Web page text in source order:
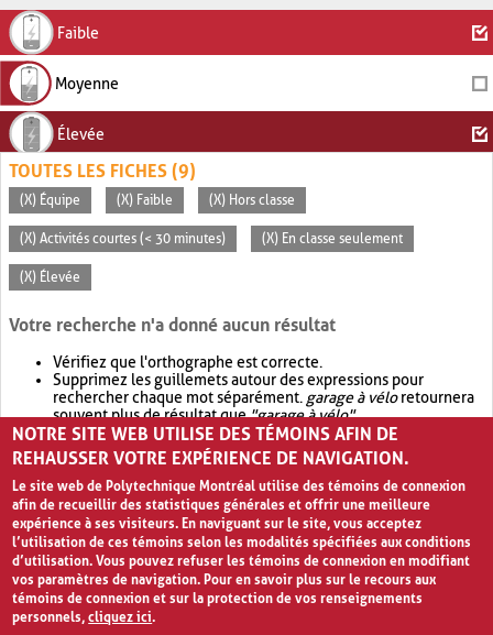
Faible
Moyenne
Élevée
TOUTES LES FICHES (9)
(X) Équipe (X) Faible (X) Hors classe
(X) Activités courtes (< 30 minutes) (X) En classe seulement
(X) Élevée
Votre recherche n'a donné aucun résultat
Vérifiez que l'orthographe est correcte.
Supprimez les guillemets autour des expressions pour
rechercher chaque mot séparément. garage à véloretournera
souvent plus de résultat que"garage à vélo".
Envisagez d'élargir votre recherche avec OR.garage OR vélo
retournera souvent plus de résultat quegarage à vélo
NOTRE SITE WEB UTILISE DES TÉMOINS AFIN DE
REHAUSSER VOTRE EXPÉRIENCE DE NAVIGATION.
Le site web de Polytechnique Montréal utilise des témoins de connexion
afin de recueillir des statistiques générales et offrir une meilleure
expérience à ses visiteurs. En naviguant sur le site, vous acceptez
l’utilisation de ces témoins selon les modalités spécifiées aux conditions
d’utilisation. Vous pouvez refuser les témoins de connexion en modifiant
vos paramètres de navigation. Pour en savoir plus sur le recours aux
témoins de connexion et sur la protection de vos renseignements
personnels,cliquez ici.